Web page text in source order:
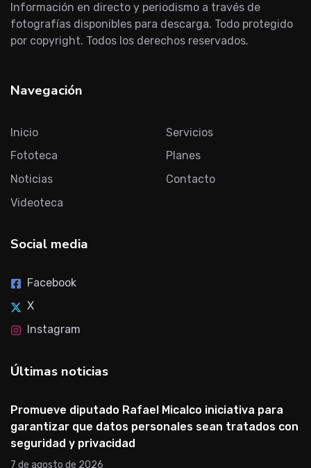
Información en directo y periodismo a través de
fotografías disponibles para descarga. Todo protegido
por copyright. Todos los derechos reservados.
Navegación
Inicio
Fototeca
Noticias
Videoteca
Servicios
Planes
Contacto
Social media
Facebook
X
Instagram
Últimas noticias
Promueve diputado Rafael Micalco iniciativa para
garantizar que datos personales sean tratados con
seguridad y privacidad
7 de agosto de 2026